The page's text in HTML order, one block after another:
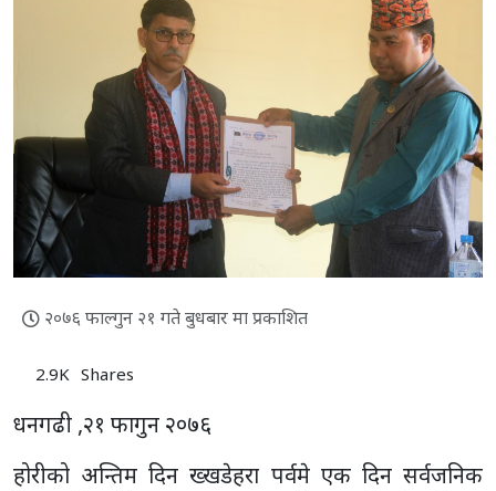
२०७६ फाल्गुन २१ गते बुधबार मा प्रकाशित
2.9K Shares
धनगढी ,२१ फागुन २०७६
होरीको अन्तिम दिन ख्खडेहरा पर्वमे एक दिन सर्वजनिक